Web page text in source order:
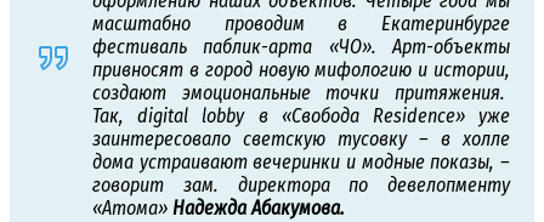
масштабно проводим в Екатеринбурге
фестиваль паблик-арта «ЧО». Арт-объекты
привносят в город новую мифологию и истории,
создают эмоциональные точки притяжения.
Так, digital lobby в «Свобода Residence» уже
заинтересовало светскую тусовку – в холле
дома устраивают вечеринки и модные показы, –
говорит зам. директора по девелопменту
«Атома» Надежда Абакумова.